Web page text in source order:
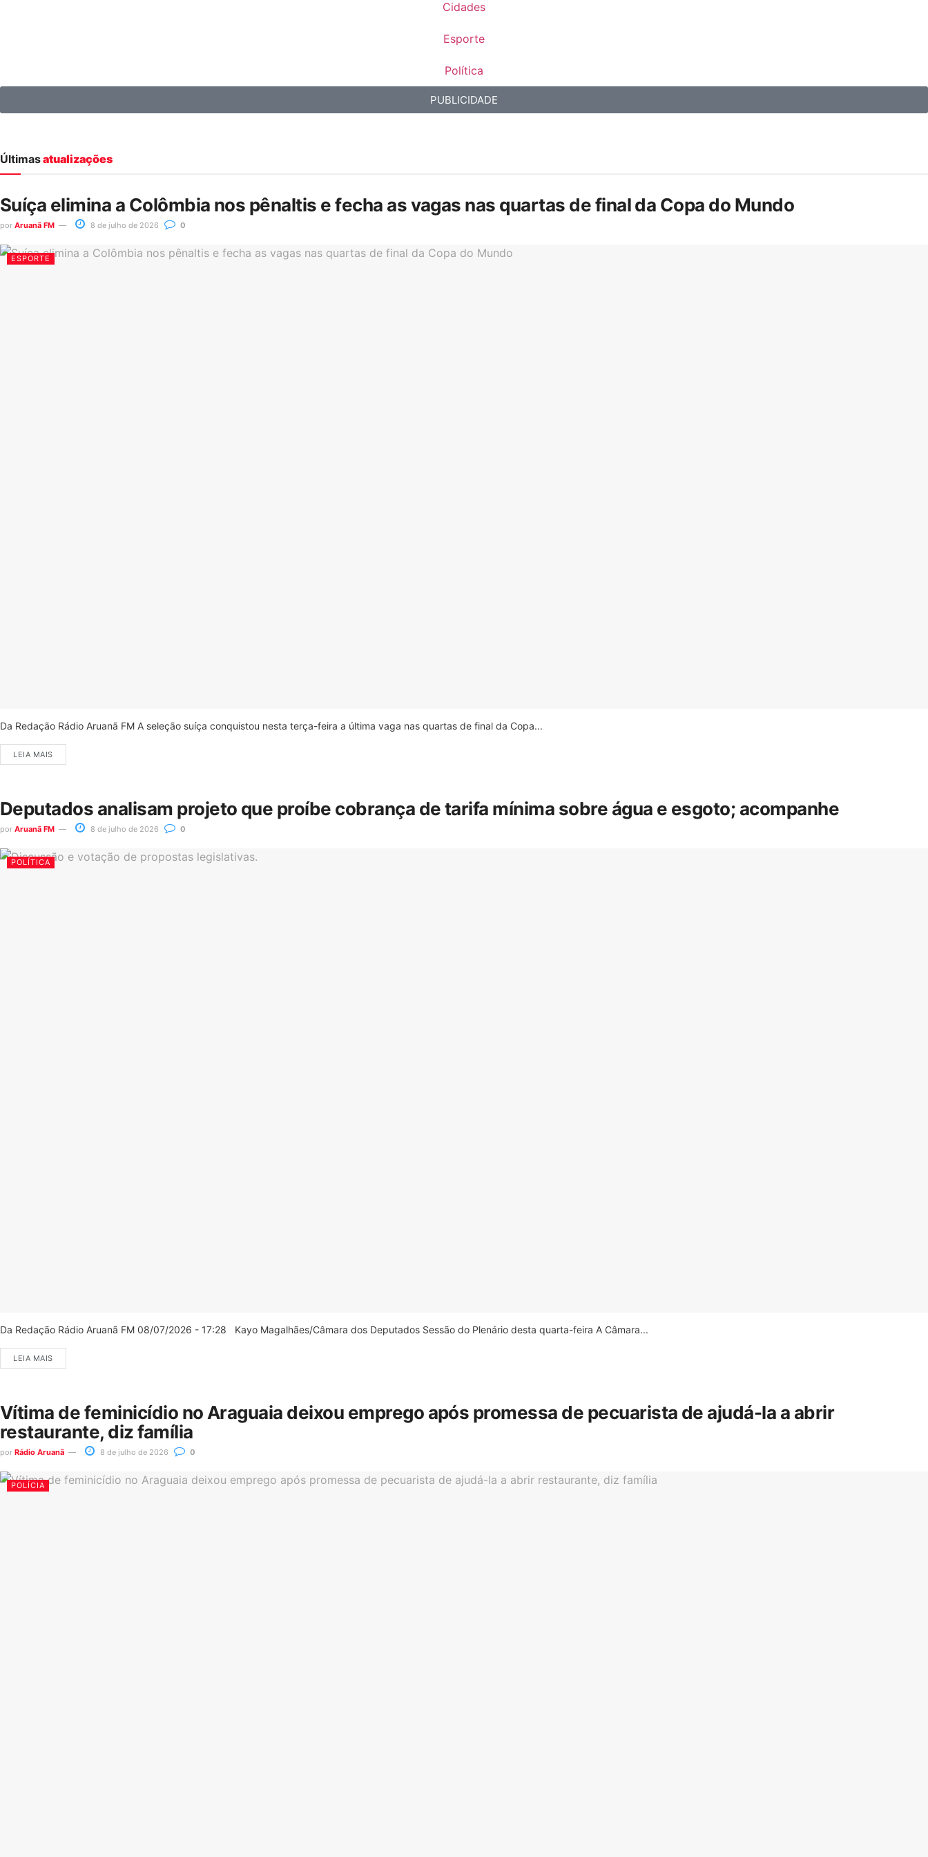
Cidades
Esporte
Política
PUBLICIDADE
Últimasatualizações
Suíça elimina a Colômbia nos pênaltis e fecha as vagas nas quartas de final da Copa do Mundo
por Aruanã FM 8 de julho de 2026 0
ESPORTE
Da Redação Rádio Aruanã FM A seleção suíça conquistou nesta terça-feira a última vaga nas quartas de final da Copa...
LEIA MAIS
Deputados analisam projeto que proíbe cobrança de tarifa mínima sobre água e esgoto; acompanhe
por Aruanã FM 8 de julho de 2026 0
POLÍTICA
Da Redação Rádio Aruanã FM 08/07/2026 - 17:28 Kayo Magalhães/Câmara dos Deputados Sessão do Plenário desta quarta-feira A Câmara...
LEIA MAIS
Vítima de feminicídio no Araguaia deixou emprego após promessa de pecuarista de ajudá-la a abrir
restaurante, diz família
por Rádio Aruanã 8 de julho de 2026 0
POLÍCIA